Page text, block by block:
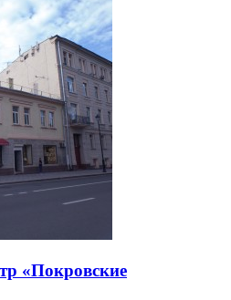
«Покровские